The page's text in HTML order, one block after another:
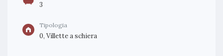
3
Tipologia
0, Villette a schiera